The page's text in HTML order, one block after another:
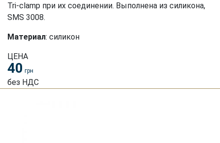
Tri-clamp при их соединении. Выполнена из силикона,
SMS 3008.
Материал: силикон
ЦЕНА
40 грн
без НДС